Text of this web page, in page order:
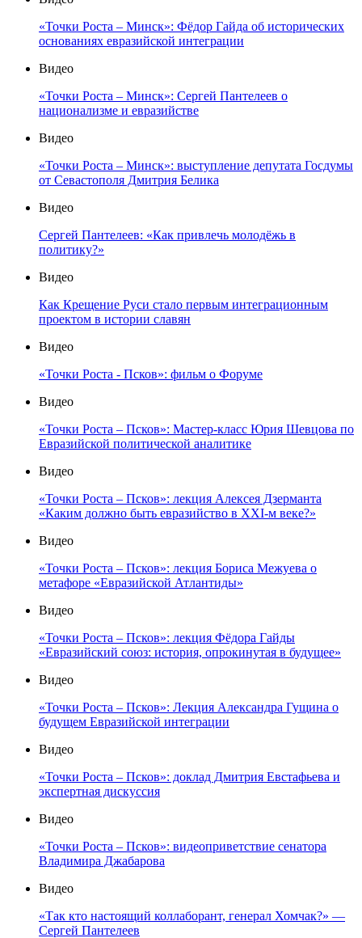
«Точки Роста – Минск»: Фёдор Гайда об исторических
основаниях евразийской интеграции
Видео
«Точки Роста – Минск»: Сергей Пантелеев о
национализме и евразийстве
Видео
«Точки Роста – Минск»: выступление депутата Госдумы
от Севастополя Дмитрия Белика
Видео
Сергей Пантелеев: «Как привлечь молодёжь в
политику?»
Видео
Как Крещение Руси стало первым интеграционным
проектом в истории славян
Видео
«Точки Роста - Псков»: фильм о Форуме
Видео
«Точки Роста – Псков»: Мастер-класс Юрия Шевцова по
Евразийской политической аналитике
Видео
«Точки Роста – Псков»: лекция Алексея Дзерманта
«Каким должно быть евразийство в XXI-м веке?»
Видео
«Точки Роста – Псков»: лекция Бориса Межуева о
метафоре «Евразийской Атлантиды»
Видео
«Точки Роста – Псков»: лекция Фёдора Гайды
«Евразийский союз: история, опрокинутая в будущее»
Видео
«Точки Роста – Псков»: Лекция Александра Гущина о
будущем Евразийской интеграции
Видео
«Точки Роста – Псков»: доклад Дмитрия Евстафьева и
экспертная дискуссия
Видео
«Точки Роста – Псков»: видеоприветствие сенатора
Владимира Джабарова
Видео
«Так кто настоящий коллаборант, генерал Хомчак?» —
Сергей Пантелеев